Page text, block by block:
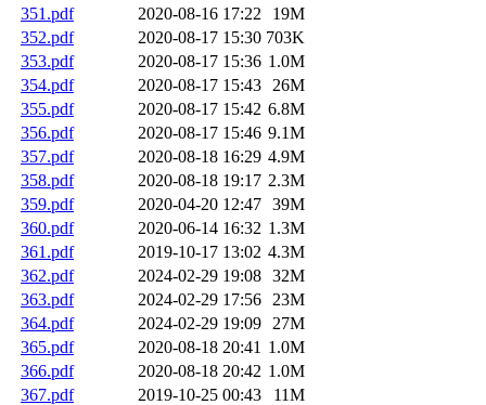
351.pdf
2020-08-16 17:22
19M
352.pdf
2020-08-17 15:30 703K
353.pdf
2020-08-17 15:36 1.0M
354.pdf
2020-08-17 15:43
26M
355.pdf
2020-08-17 15:42 6.8M
356.pdf
2020-08-17 15:46 9.1M
357.pdf
2020-08-18 16:29 4.9M
358.pdf
2020-08-18 19:17 2.3M
359.pdf
2020-04-20 12:47 39M
360.pdf
2020-06-14 16:32 1.3M
361.pdf
2019-10-17 13:02 4.3M
362.pdf
2024-02-29 19:08 32M
363.pdf
2024-02-29 17:56
23M
364.pdf
2024-02-29 19:09
27M
365.pdf
2020-08-18 20:41 1.0M
366.pdf
2020-08-18 20:42 1.0M
367.pdf
2019-10-25 00:43
11M